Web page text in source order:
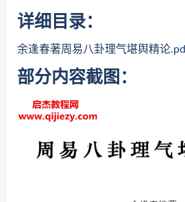
详细目录：
余逢春著周易八卦理气堪舆精论
部分内容截图：